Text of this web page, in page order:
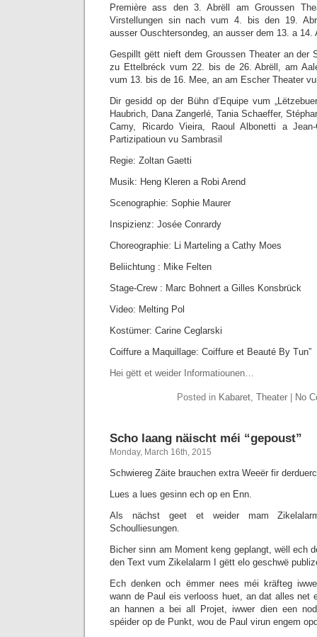
Première ass den 3. Abrëll am Groussen
Virstellungen sin nach vum 4. bis den 19.
ausser Ouschtersondeg, an ausser dem 13. a 14.
Gespillt gëtt nieft dem Groussen Theater an der
zu Ettelbréck vum 22. bis de 26. Abrëll, am
vum 13. bis de 16. Mee, an am Escher Theater
Dir gesidd op der Bühn d‘Equipe vum
Haubrich, Dana Zangerlé, Tania Schaeffer,
Camy, Ricardo Vieira, Raoul Albonetti a
Partizipatioun vu Sambrasil
Regie: Zoltan Gaetti
Musik: Heng Kleren a Robi Arend
Scenographie: Sophie Maurer
Inspizienz: Josée Conrardy
Choreographie: Li Marteling a Cathy Moes
Beliichtung : Mike Felten
Stage-Crew : Marc Bohnert a Gilles Konsbrück
Video: Melting Pol
Kostümer: Carine Ceglarski
Coiffure a Maquillage: Coiffure et Beauté By Tun”
Hei gëtt et weider Informatiounen…
Posted in Kabaret, Theater| No
Scho laang näischt méi “gepoust”
Monday, March 16th, 2015
Schwiereg Zäite brauchen extra Weeër fir
Lues a lues gesinn ech op en Enn.
Als nächst geet et weider mam
Schoulliesungen.
Bicher sinn am Moment keng geplangt, wëll ech
den Text vum Zikelalarm I gëtt elo geschwë
Ech denken och ëmmer nees méi kräfteg
wann de Paul eis verlooss huet, an dat alles net
an hannen a bei all Projet, iwwer dien een
spéider op de Punkt, wou de Paul virun engem